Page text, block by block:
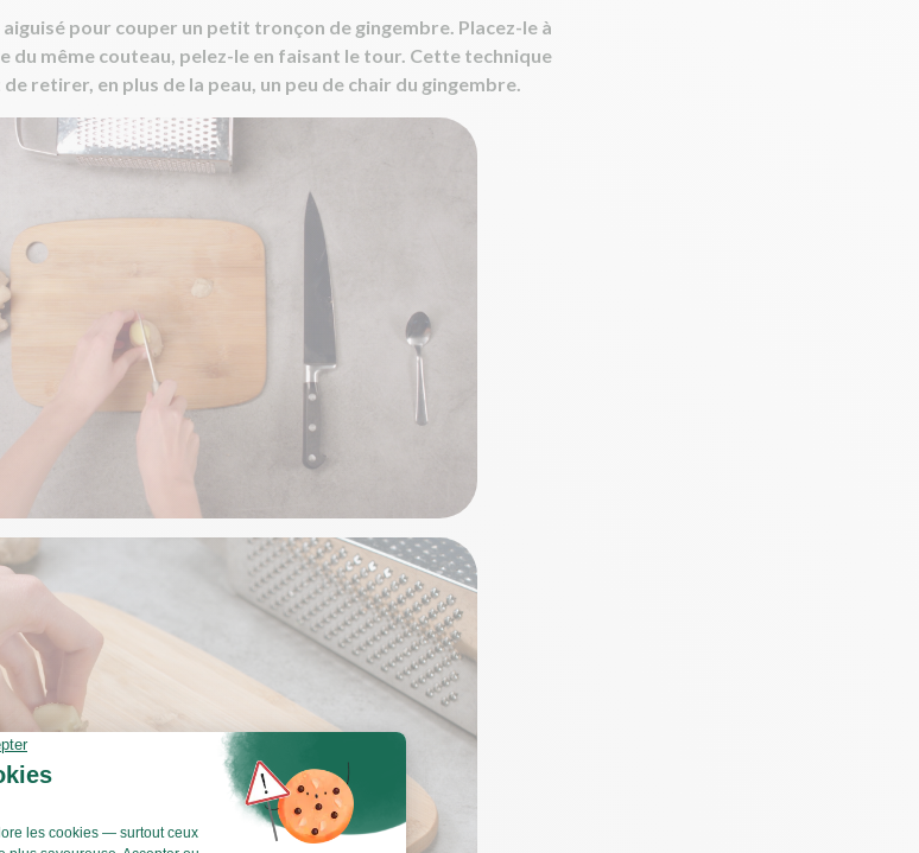
pour couper un petit tronçon de gingembre. Placez-le à
du même couteau, pelez-le en faisant le tour. Cette technique
retirer, en plus de la peau, un peu de chair du gingembre.